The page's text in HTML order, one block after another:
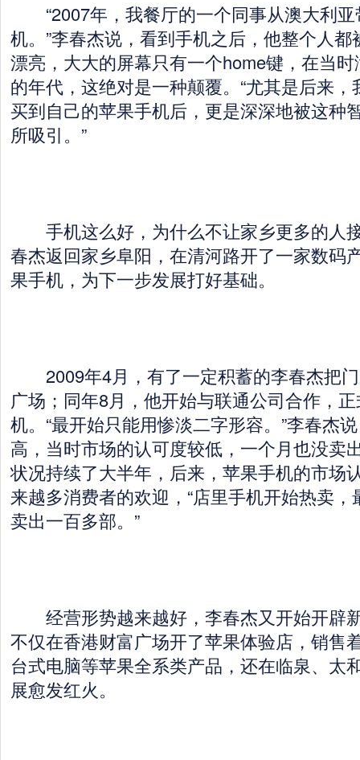
“2007年，我餐厅的一个同事从澳大利亚
机。”李春杰说，看到手机之后，他整个人
漂亮，大大的屏幕只有一个home键，在当
的年代，这绝对是一种颠覆。“尤其是后来
买到自己的苹果手机后，更是深深地被这种
所吸引。”
手机这么好，为什么不让家乡更多的人
春杰返回家乡阜阳，在清河路开了一家数码
果手机，为下一步发展打好基础。
2009年4月，有了一定积蓄的李春杰把
广场；同年8月，他开始与联通公司合作，
机。“最开始只能用惨淡二字形容。”李春杰
高，当时市场的认可度较低，一个月也没卖
状况持续了大半年，后来，苹果手机的市场
来越多消费者的欢迎，“店里手机开始热卖
卖出一百多部。”
经营形势越来越好，李春杰又开始开辟
不仅在香港财富广场开了苹果体验店，销售
台式电脑等苹果全系类产品，还在临泉、太
展愈发红火。